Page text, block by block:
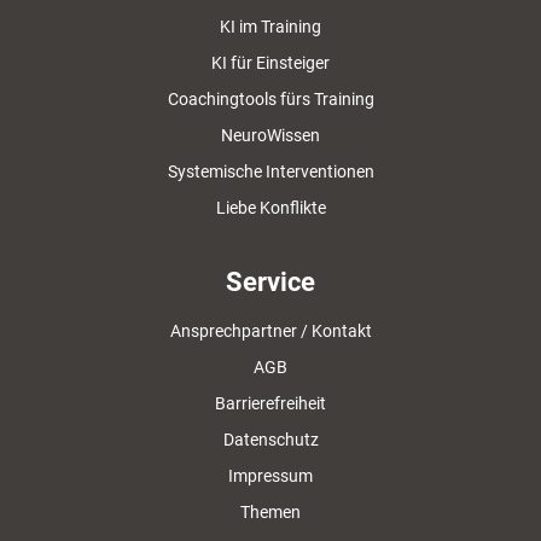
KI im Training
KI für Einsteiger
Coachingtools fürs Training
NeuroWissen
Systemische Interventionen
Liebe Konflikte
Service
Ansprechpartner / Kontakt
AGB
Barrierefreiheit
Datenschutz
Impressum
Themen